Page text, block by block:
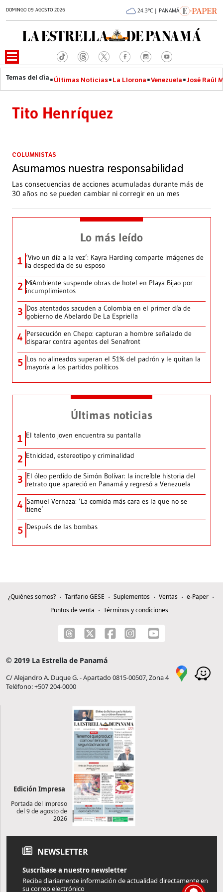
DOMINGO 09 AGOSTO 2026 24.3°C | PANAMÁ
Últimas Noticias La Llorona Venezuela José Raúl
Tito Henríquez
COLUMNISTAS
Asumamos nuestra responsabilidad
Las consecuencias de acciones acumuladas durante más de
30 años no se pueden cambiar ni corregir en un mes
Lo más leído
1 ‘Vivo un día a la vez’: Kayra Harding comparte imágenes de
la despedida de su esposo
2 MiAmbiente suspende obras de hotel en Playa Bijao por
incumplimientos
3 Dos atentados sacuden a Colombia en el primer día de
gobierno de Abelardo De La Espriella
4 Persecución en Chepo: capturan a hombre señalado de
disparar contra agentes del Senafront
5 Los no alineados superan el 51% del padrón y le quitan la
mayoría a los partidos políticos
Últimas noticias
1 El talento joven encuentra su pantalla​
2 Etnicidad, estereotipo y criminalidad
3 El óleo perdido de Simón Bolívar: la increíble historia del
retrato que apareció en Panamá y regresó a Venezuela
4 Samuel Vernaza: ‘La comida más cara es la que no se
tiene’
5 Después de las bombas
¿Quiénes somos? Tarifario GESE Suplementos Ventas
e-Paper
Puntos de venta
Términos y condiciones
© 2019 La Estrella de Panamá
C/ Alejandro A. Duque G. - Apartado 0815-00507, Zona 4
Teléfono: +507 204-0000
Edición Impresa
Portada del impreso
del 9 de agosto de
2026
NEWSLETTER
Suscríbase a nuestro newsletter
Reciba diariamente información de actualidad directamente en
su correo electrónico